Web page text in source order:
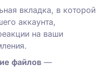
вкладка, в которой
аккаунта,
на ваши
файлов —